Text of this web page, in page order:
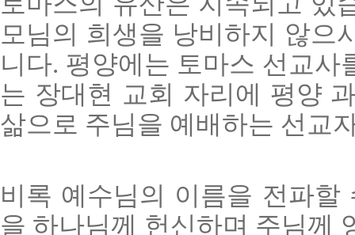
모님의 희생을 낭비하지 않으
니다. 평양에는 토마스 선교
는 장대현 교회 자리에 평양
삶으로 주님을 예배하는 선교
비록 예수님의 이름을 전파
을 하나님께 헌신하며 주님께